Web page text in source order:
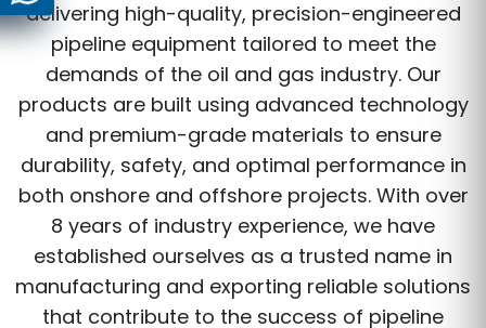
delivering high-quality, precision-engineered
pipeline equipment tailored to meet the
demands of the oil and gas industry. Our
products are built using advanced technology
and premium-grade materials to ensure
durability, safety, and optimal performance in
both onshore and offshore projects. With over
8 years of industry experience, we have
established ourselves as a trusted name in
manufacturing and exporting reliable solutions
that contribute to the success of pipeline